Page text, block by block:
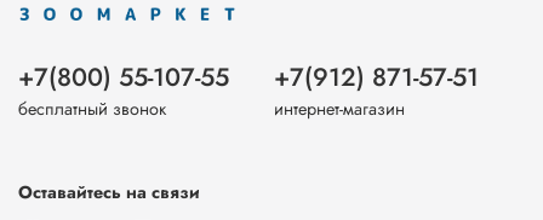
+7(800) 55-107-55
бесплатный звонок
+7(912) 871-57-51
интернет-магазин
Оставайтесь на связи